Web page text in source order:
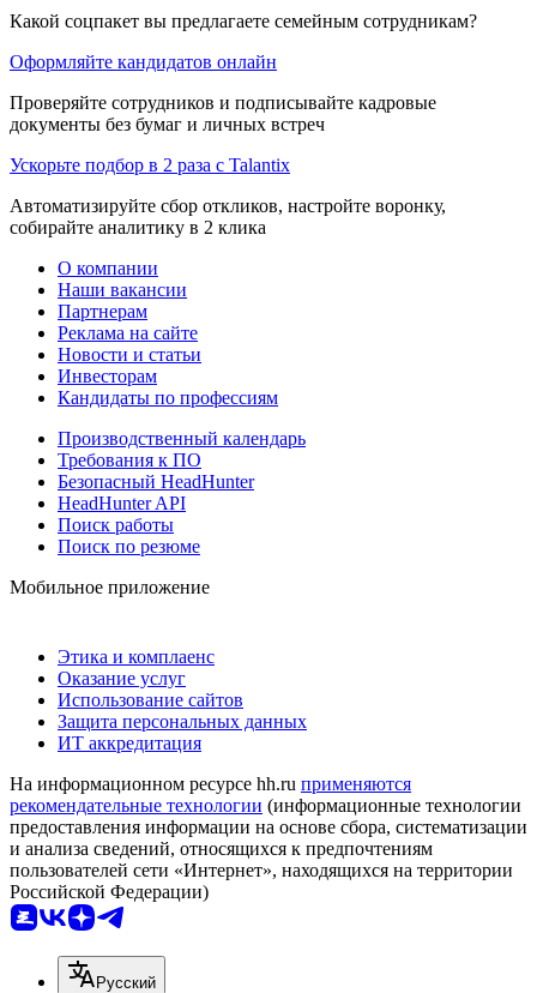
Какой соцпакет вы предлагаете семейным сотрудникам?
Оформляйте кандидатов онлайн
Проверяйте сотрудников и подписывайте кадровые
документы без бумаг и личных встреч
Ускорьте подбор в 2 раза с Talantix
Автоматизируйте сбор откликов, настройте воронку,
собирайте аналитику в 2 клика
О компании
Наши вакансии
Партнерам
Реклама на сайте
Новости и статьи
Инвесторам
Кандидаты по профессиям
Производственный календарь
Требования к ПО
Безопасный HeadHunter
HeadHunter API
Поиск работы
Поиск по резюме
Мобильное приложение
Этика и комплаенс
Оказание услуг
Использование сайтов
Защита персональных данных
ИТ аккредитация
На информационном ресурсе hh.ru применяются
рекомендательные технологии (информационные технологии
предоставления информации на основе сбора, систематизации
и анализа сведений, относящихся к предпочтениям
пользователей сети «Интернет», находящихся на территории
Российской Федерации)
Русский